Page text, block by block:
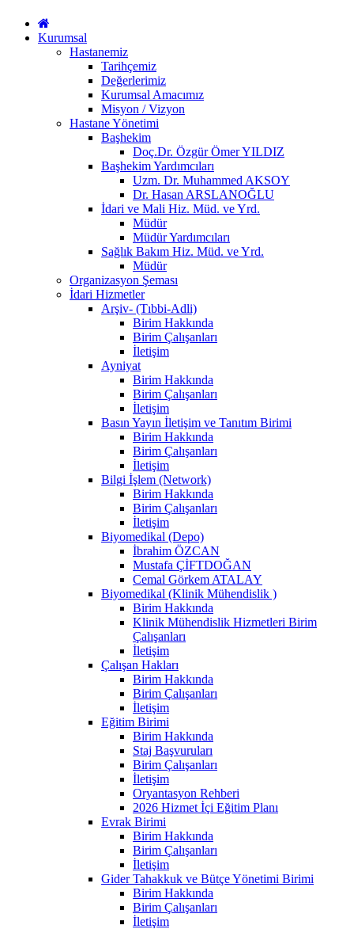
Kurumsal
Hastanemiz
Tarihçemiz
Değerlerimiz
Kurumsal Amacımız
Misyon / Vizyon
Hastane Yönetimi
Başhekim
Doç.Dr. Özgür Ömer YILDIZ
Başhekim Yardımcıları
Uzm. Dr. Muhammed AKSOY
Dr. Hasan ARSLANOĞLU
İdari ve Mali Hiz. Müd. ve Yrd.
Müdür
Müdür Yardımcıları
Sağlık Bakım Hiz. Müd. ve Yrd.
Müdür
Organizasyon Şeması
İdari Hizmetler
Arşiv- (Tıbbi-Adli)
Birim Hakkında
Birim Çalışanları
İletişim
Ayniyat
Birim Hakkında
Birim Çalışanları
İletişim
Basın Yayın İletişim ve Tanıtım Birimi
Birim Hakkında
Birim Çalışanları
İletişim
Bilgi İşlem (Network)
Birim Hakkında
Birim Çalışanları
İletişim
Biyomedikal (Depo)
İbrahim ÖZCAN
Mustafa ÇİFTDOĞAN
Cemal Görkem ATALAY
Biyomedikal (Klinik Mühendislik )
Birim Hakkında
Klinik Mühendislik Hizmetleri Birim
Çalışanları
İletişim
Çalışan Hakları
Birim Hakkında
Birim Çalışanları
İletişim
Eğitim Birimi
Birim Hakkında
Staj Başvuruları
Birim Çalışanları
İletişim
Oryantasyon Rehberi
2026 Hizmet İçi Eğitim Planı
Evrak Birimi
Birim Hakkında
Birim Çalışanları
İletişim
Gider Tahakkuk ve Bütçe Yönetimi Birimi
Birim Hakkında
Birim Çalışanları
İletişim